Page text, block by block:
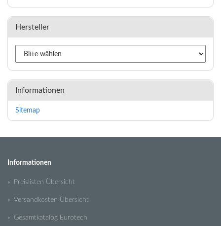
Hersteller
Informationen
Sitemap
Informationen
» Preislisten Übersicht
» Versandkosten Übersicht
» Gesamtkatalog Eurotech